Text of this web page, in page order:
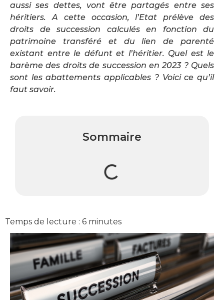
aussi ses dettes, vont être partagés entre ses
héritiers. A cette occasion, l’Etat prélève des
droits de succession calculés en fonction du
patrimoine transféré et du lien de parenté
existant entre le défunt et l’héritier. Quel est le
barème des droits de succession en 2023 ? Quels
sont les abattements applicables ? Voici ce qu’il
faut savoir.
Sommaire
Temps de lecture : 6 minutes